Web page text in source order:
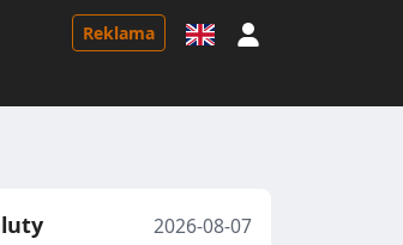
Reklama
2026-08-07